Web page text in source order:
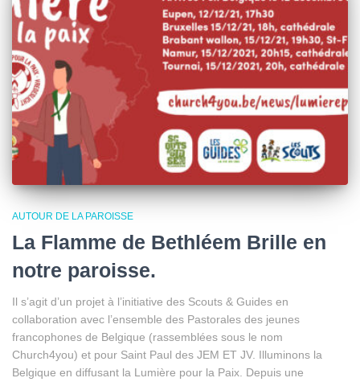
AUTOUR DE LA PAROISSE
La Flamme de Bethléem Brille en
notre paroisse.
Il s’agit d’un projet à l’initiative des Scouts & Guides en
collaboration avec l’ensemble des Pastorales des jeunes
francophones de Belgique (rassemblées sous le nom
Church4you) et pour Saint Paul des JEM ET JV. Illuminons la
Belgique en diffusant la Lumière pour la Paix. Depuis une